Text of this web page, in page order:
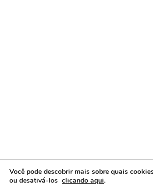
Você pode descobrir mais sobre quais
ou desativá-los clicando aqui.